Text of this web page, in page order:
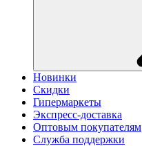
Новинки
Скидки
Гипермаркеты
Экспресс-доставка
Оптовым покупателям
Служба поддержки